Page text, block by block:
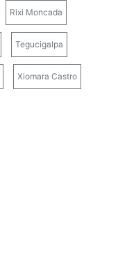
Rixi Moncada
Tegucigalpa
Xiomara Castro